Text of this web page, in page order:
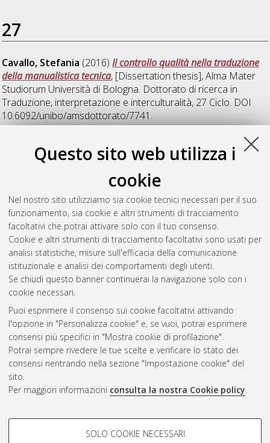
Questo sito web utilizza i
cookie
Nel nostro sito utilizziamo sia cookie tecnici necessari per il suo
funzionamento, sia cookie e altri strumenti di tracciamento
facoltativi che potrai attivare solo con il tuo consenso.
Cookie e altri strumenti di tracciamento facoltativi sono usati per
analisi statistiche, misure sull'efficacia della comunicazione
istituzionale e analisi dei comportamenti degli utenti.
Se chiudi questo banner continuerai la navigazione solo con i
cookie necessari.
Puoi esprimere il consenso sui cookie facoltativi attivando
l'opzione in "Personalizza cookie" e, se vuoi, potrai esprimere
consensi più specifici in "Mostra cookie di profilazione".
Potrai sempre rivedere le tue scelte e verificare lo stato dei
consensi rientrando nella sezione "Impostazione cookie" del
sito.
Per maggiori informazioni consulta la nostra Cookie policy.
COOKIE DI PROFILAZIONE -
SOLO COOKIE NECESSARI
27
Cavallo, Stefania (2016)Il controllo qualità nella traduzione
della manualistica tecnica, [Dissertation thesis], Alma Mater
Studiorum Università di Bologna. Dottorato di ricerca in
Traduzione, interpretazione e interculturalità, 27 Ciclo. DOI
10.6092/unibo/amsdottorato/7741.
Il mercato dell’Audiodescrizione italiano.
Un’analisi dell’offerta e della potenziale domanda di prodotti
audiovisivi accessibili a spettatori con disabilità visiva.
[Dissertation thesis], Alma Mater Studiorum Università di
Bologna. Dottorato di ricerca inTraduzione, interpretazione e
interculturalità, 27 Ciclo. DOI
10.6092/unibo/amsdottorato/7728.
Questa lista e' stata generata il Wed Aug 5 20:33:45 2026
Atom
Rss 1.0
Rss 2.0
ISSN: 2038-7946
Impostazioni Cookie
Informativa sulla privacy